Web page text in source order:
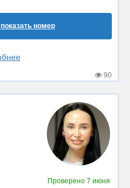
показать номер
90
Проверено 7 июня